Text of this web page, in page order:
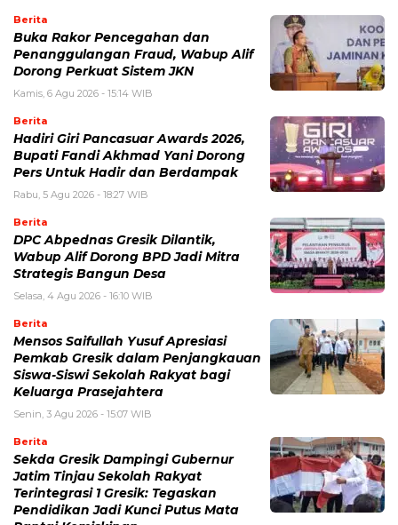
Berita
Buka Rakor Pencegahan dan
Penanggulangan Fraud, Wabup Alif
Dorong Perkuat Sistem JKN
Kamis, 6 Agu 2026 - 15:14 WIB
Berita
Hadiri Giri Pancasuar Awards 2026,
Bupati Fandi Akhmad Yani Dorong
Pers Untuk Hadir dan Berdampak
Rabu, 5 Agu 2026 - 18:27 WIB
Berita
DPC Abpednas Gresik Dilantik,
Wabup Alif Dorong BPD Jadi Mitra
Strategis Bangun Desa
Selasa, 4 Agu 2026 - 16:10 WIB
Berita
Mensos Saifullah Yusuf Apresiasi
Pemkab Gresik dalam Penjangkauan
Siswa-Siswi Sekolah Rakyat bagi
Keluarga Prasejahtera
Senin, 3 Agu 2026 - 15:07 WIB
Berita
Sekda Gresik Dampingi Gubernur
Jatim Tinjau Sekolah Rakyat
Terintegrasi 1 Gresik: Tegaskan
Pendidikan Jadi Kunci Putus Mata